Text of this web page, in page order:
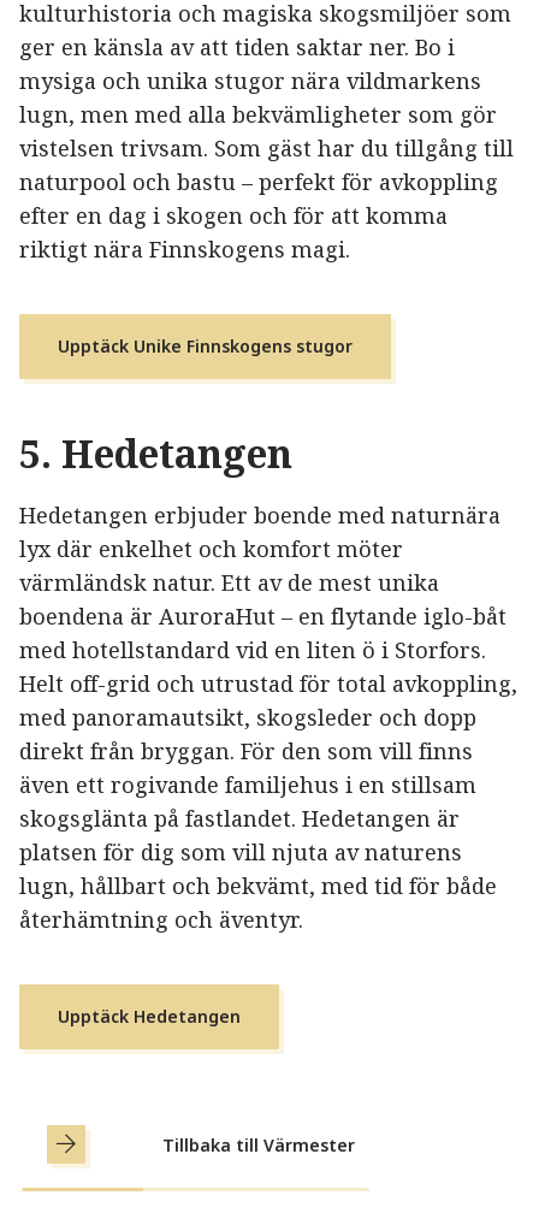
kulturhistoria och magiska skogsmiljöer som
ger en känsla av att tiden saktar ner. Bo i
mysiga och unika stugor nära vildmarkens
lugn, men med alla bekvämligheter som gör
vistelsen trivsam. Som gäst har du tillgång till
naturpool och bastu – perfekt för avkoppling
efter en dag i skogen och för att komma
riktigt nära Finnskogens magi.
Upptäck Unike Finnskogens stugor
5. Hedetangen
Hedetangen erbjuder boende med naturnära
lyx där enkelhet och komfort möter
värmländsk natur. Ett av de mest unika
boendena är AuroraHut – en flytande iglo-båt
med hotellstandard vid en liten ö i Storfors.
Helt off-grid och utrustad för total avkoppling,
med panoramautsikt, skogsleder och dopp
direkt från bryggan. För den som vill finns
även ett rogivande familjehus i en stillsam
skogsglänta på fastlandet. Hedetangen är
platsen för dig som vill njuta av naturens
lugn, hållbart och bekvämt, med tid för både
återhämtning och äventyr.
Upptäck Hedetangen
Tillbaka till Värmester